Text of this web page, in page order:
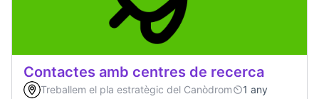
Contactes amb centres de recerca
Treballem el pla estratègic del Canòdrom
1 any